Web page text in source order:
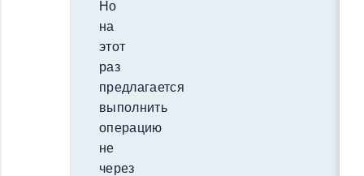
Но
на
этот
раз
предлагается
выполнить
операцию
не
через